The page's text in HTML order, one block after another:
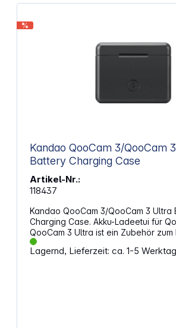
Schnellspannmechanismus für
Befestigung Vertikal-Horizontal-Montage für
und Videoaufnahmen Kompakte und stabile
%
Kandao QooCam 3/QooCam
Battery Charging Case
Artikel-Nr.:
118437
Kandao QooCam 3/QooCam 3 Ultra
Charging Case. Akku-Ladeetui für
QooCam 3 Ultra ist ein Zubehör
Akkus für ActionCam Nutzer. Mit nur
leicht und ideal für das Laden der
Lagernd, Lieferzeit: ca. 1-5